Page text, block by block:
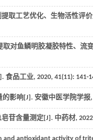
取工艺优化、生物活性评
对鱼鳞明胶凝胶特性、流
食品工业, 2020, 41(11): 141-
的影响[J]. 安徽中医学院学报,
苷含量测定[J]. 中药材, 2022